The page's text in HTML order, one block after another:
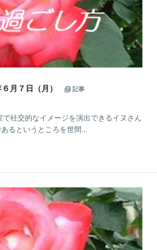
月７日（月）
記事
社交的なイメージを演出できるイヌさん
るというところを世間...